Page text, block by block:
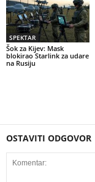
SPEKTAR
Šok za Kijev: Mask
blokirao Starlink za udare
na Rusiju
OSTAVITI ODGOVOR